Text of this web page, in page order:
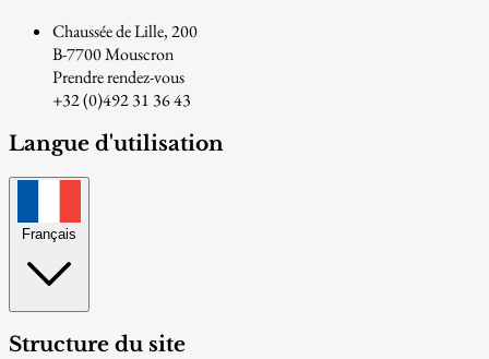
Chaussée de Lille, 200
B-7700 Mouscron
Prendre rendez-vous
+32 (0)492 31 36 43
Langue d'utilisation
Français
Structure du site